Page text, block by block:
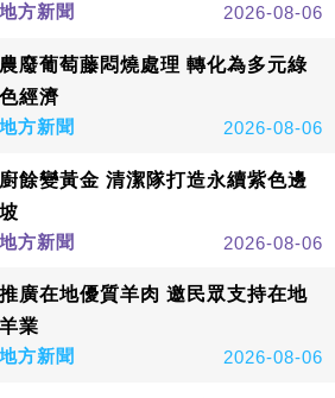
地方新聞
2026-08-06
農廢葡萄藤悶燒處理 轉化為多元綠
色經濟
地方新聞
2026-08-06
廚餘變黃金 清潔隊打造永續紫色邊
坡
地方新聞
2026-08-06
推廣在地優質羊肉 邀民眾支持在地
羊業
地方新聞
2026-08-06